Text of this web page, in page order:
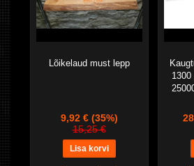
Lõikelaud must lepp
9,92 € (35%)
15,25 €